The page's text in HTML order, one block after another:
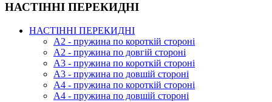
НАСТІННІ ПЕРЕКИДНІ
НАСТІННІ ПЕРЕКИДНІ
А2 - пружина по короткій стороні
А2 - пружина по довгій стороні
А3 - пружина по короткій стороні
А3 - пружина по довшій стороні
А4 - пружина по короткій стороні
А4 - пружина по довшій стороні